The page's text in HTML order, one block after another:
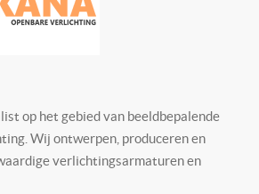
op het gebied van beeldbepalende
Wij ontwerpen, produceren en
verlichtingsarmaturen en